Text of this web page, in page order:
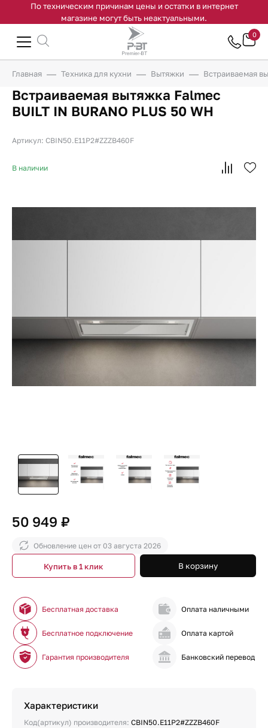
По техническим причинам цены и остатки в интернет
магазине могут быть неактуальными.
0
Главная Техника для кухни Вытяжки Встраиваемая
Встраиваемая вытяжка Falmec
BUILT IN BURANO PLUS 50 WH
Артикул: CBIN50.E11P2#ZZZB460F
В наличии
50 949 ₽
Обновление цен от 03 августа 2026
В корзину
Купить в 1 клик
Бесплатная доставка
Бесплатное подключение
Гарантия производителя
Оплата наличными
Оплата картой
Банковский перевод
Характеристики
Код(артикул) производителя: CBIN50.E11P2#ZZZB460F